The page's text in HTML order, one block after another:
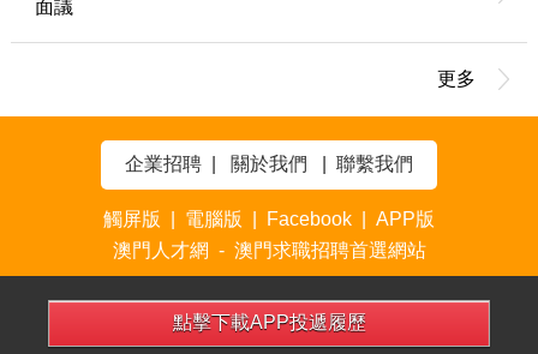
面議
更多
企業招聘 關於我們 聯繫我們
觸屏版 電腦版 Facebook
APP版
澳門人才網 - 澳門求職招聘首選網站
點擊下載APP投遞履歷